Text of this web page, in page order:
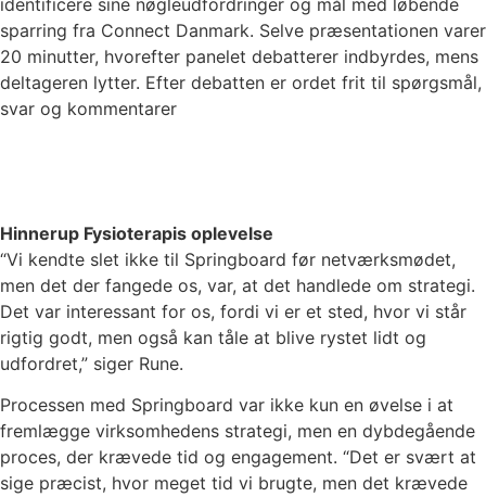
sparring fra Connect Danmark. Selve præsentationen varer
20 minutter, hvorefter panelet debatterer indbyrdes, mens
deltageren lytter. Efter debatten er ordet frit til spørgsmål,
svar og kommentarer
Hinnerup Fysioterapis oplevelse
“Vi kendte slet ikke til Springboard før netværksmødet,
men det der fangede os, var, at det handlede om strategi.
Det var interessant for os, fordi vi er et sted, hvor vi står
rigtig godt, men også kan tåle at blive rystet lidt og
udfordret,” siger Rune.
Processen med Springboard var ikke kun en øvelse i at
fremlægge virksomhedens strategi, men en dybdegående
proces, der krævede tid og engagement. “Det er svært at
sige præcist, hvor meget tid vi brugte, men det krævede